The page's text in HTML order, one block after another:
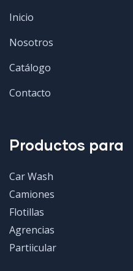
Inicio
Nosotros
Catálogo
Contacto
Productos para
Car Wash
Camiones
Flotillas
Agrencias
Partiicular